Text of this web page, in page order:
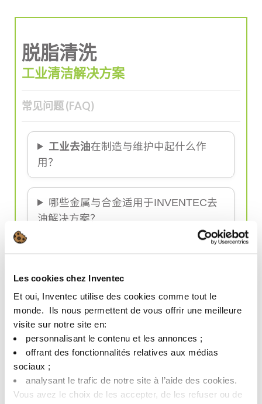
Les cookies chez Inventec
Et oui, Inventec utilise des cookies comme tout le
monde. ​ Ils nous permettent de vous offrir une meilleure
visite sur notre site en:​
personnalisant le contenu et les annonces ;​
offrant des fonctionnalités relatives aux médias
sociaux ; ​
analysant le trafic de notre site à l’aide des cookies.​
Vous avez le choix de les accepter, de les refuser ou de
脱脂清洗
工业清洁解决方案
常见问题 (FAQ)
工业去油在制造与维护中起什么作
用？
哪些金属与合金适用于INVENTEC去
油解决方案？
理？
去油对汽车行业有什么好处？
这些去油产品适用于医疗应用 吗？
INVENTEC的去油解决方案有何独特